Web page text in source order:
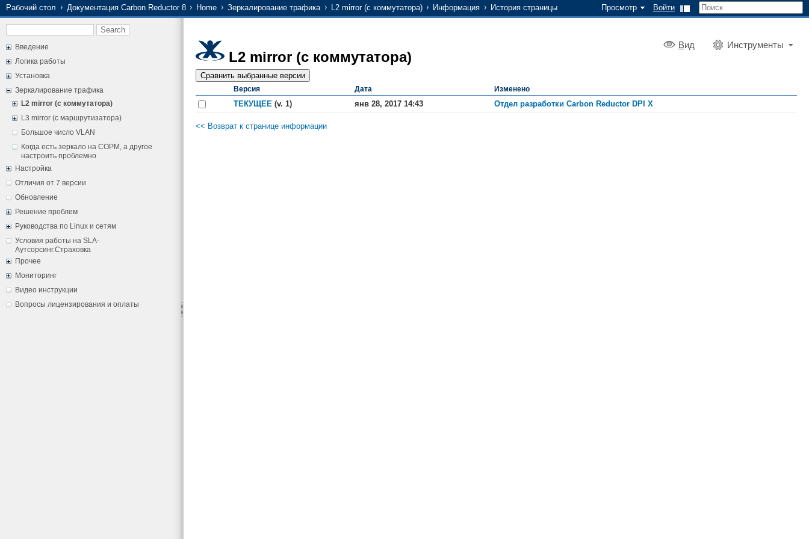
Просмотр Войти
Рабочий стол Документация Carbon Reductor 8 Home Зеркалирование трафика L2 mirror (с коммутатора) Информация История страницы
Введение
Логика работы
Установка
Зеркалирование трафика
L2 mirror (с коммутатора)
L3 mirror (с маршрутизатора)
Большое число VLAN
Когда есть зеркало на СОРМ, а другое
настроить проблемно
Настройка
Отличия от 7 версии
Обновление
Решение проблем
Руководства по Linux и сетям
Условия работы на SLA-
Аутсорсинг.Страховка
Прочее
Мониторинг
Видео инструкции
Вопросы лицензирования и оплаты
Вид Инструменты
L2 mirror (с коммутатора)
Версия Дата Изменено
ТЕКУЩЕЕ (v. 1) янв 28, 2017 14:43 Отдел разработки Carbon Reductor DPI X
<< Возврат к странице информации